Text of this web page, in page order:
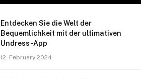
Entdecken Sie die Welt der
Bequemlichkeit mit der ultimativen
Undress-App
12. February 2024